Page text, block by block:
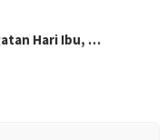
Hari Ibu, …